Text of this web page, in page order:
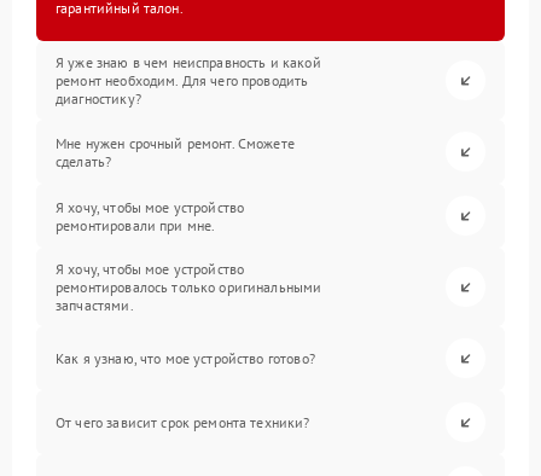
гарантийный талон.
Я уже знаю в чем неисправность и какой
ремонт необходим. Для чего проводить
диагностику?
Мне нужен срочный ремонт. Сможете
сделать?
Я хочу, чтобы мое устройство
ремонтировали при мне.
Я хочу, чтобы мое устройство
ремонтировалось только оригинальными
запчастями.
Как я узнаю, что мое устройство готово?
От чего зависит срок ремонта техники?